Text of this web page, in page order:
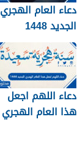
دعاء العام الهجري
الجديد 1448
مكتوب
دعاء اللهم اجعل
هذا العام الهجري